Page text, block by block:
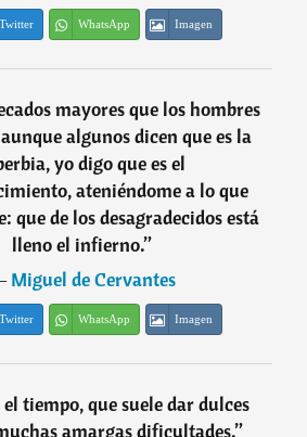
Twitter WhatsApp Imagen
mayores que los hombres
algunos dicen que es la
yo digo que es el
ateniéndome a lo que
que de los desagradecidos está
lleno el infierno.”
Miguel de Cervantes
Twitter WhatsApp Imagen
tiempo, que suele dar dulces
amargas dificultades.”